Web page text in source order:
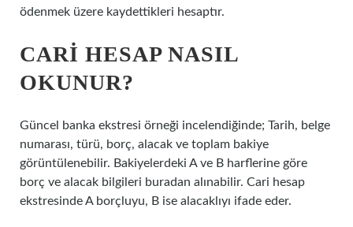
ödenmek üzere kaydettikleri hesaptır.
CARI HESAP NASIL
OKUNUR?
Güncel banka ekstresi örneği incelendiğinde; Tarih, belge
numarası, türü, borç, alacak ve toplam bakiye
görüntülenebilir. Bakiyelerdeki A ve B harflerine göre
borç ve alacak bilgileri buradan alınabilir. Cari hesap
ekstresinde A borçluyu, B ise alacaklıyı ifade eder.